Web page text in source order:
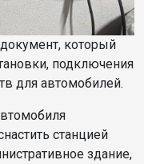
который
подключения
для автомобилей.
станцией
здание,